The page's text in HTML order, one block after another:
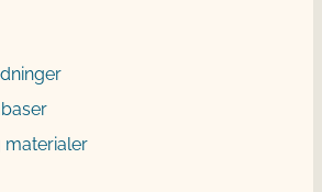
materialer